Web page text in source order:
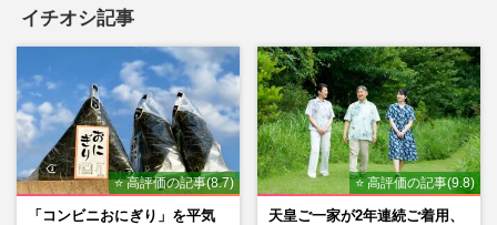
イチオシ記事
⭐ 高評価の記事(8.7)
「コンビニおにぎり」を平気
⭐ 高評価の記事(9.8)
天皇ご一家が2年連続ご着用、